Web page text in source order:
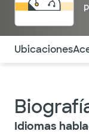
Utilice esta
Ubicaciones
Idiomas